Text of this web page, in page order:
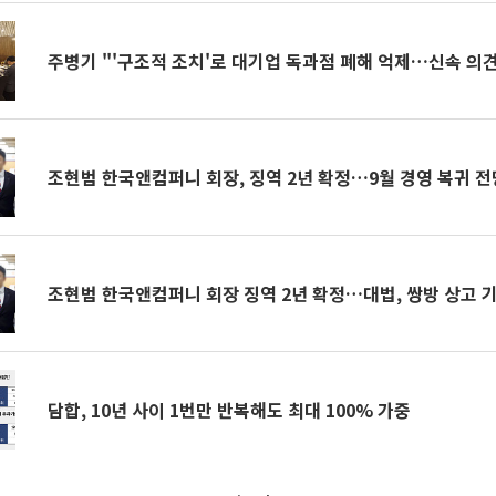
주병기 "'구조적 조치'로 대기업 독과점 폐해 억제…신속 의
조현범 한국앤컴퍼니 회장, 징역 2년 확정…9월 경영 복귀 전
조현범 한국앤컴퍼니 회장 징역 2년 확정…대법, 쌍방 상고
담합, 10년 사이 1번만 반복해도 최대 100% 가중